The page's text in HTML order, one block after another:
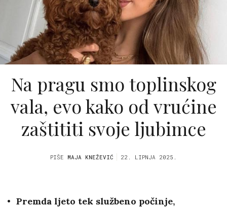
Na pragu smo toplinskog
vala, evo kako od vrućine
zaštititi svoje ljubimce
PIŠE MAJA KNEŽEVIĆ 22. LIPNJA 2025.
Premda ljeto tek službeno počinje,